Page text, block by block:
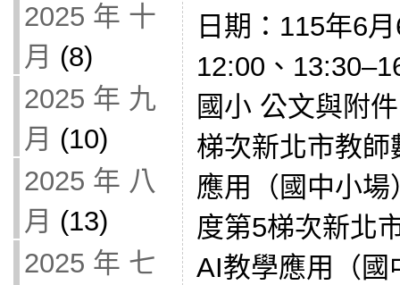
2025 年 十
月 (8)
2025 年 九
月 (10)
2025 年 八
月 (13)
2025 年 七
日期：115年6
12:00、
國小 公文與附
梯次新北市教
應用（國中小
度第5梯次新北
AI教學應用（國